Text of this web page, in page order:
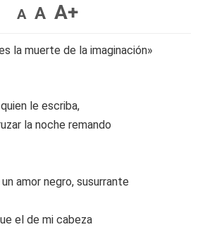
A A A+
la muerte de la imaginación»
le escriba,
la noche remando
amor negro, susurrante
el de mi cabeza